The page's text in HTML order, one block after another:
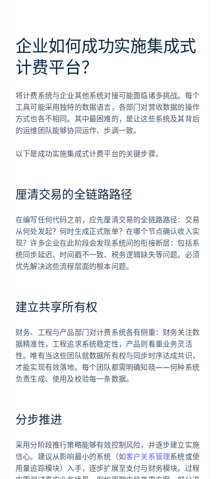
企业如何成功实施集成式
计费平台？
将计费系统与企业其他系统对接可能面临诸多挑战。每个
工具可能采用独特的数据语言，各部门对营收数据的操作
方式也各不相同。其中最困难的，是让这些系统及其背后
的运维团队能够协同运作、步调一致。
以下是成功实施集成式计费平台的关键步骤。
厘清交易的全链路路径
在编写任何代码之前，应先厘清交易的全链路路径：交易
从何处发起？何时生成正式账单？在哪个节点确认收入实
现？许多企业在此阶段会发现系统间的衔接断层：包括系
统同步延迟、时间戳不一致、税务逻辑缺失等问题。必须
优先解决这些流程层面的根本问题。
建立共享所有权
财务、工程与产品部门对计费系统各有侧重：财务关注数
据精准性，工程追求系统稳定性，产品则看重业务灵活
性。唯有当这些团队就数据所有权与同步时序达成共识，
才能实现有效落地。每个团队都需明确知晓——何种系统
负责生成、使用及校验每一条数据。
分步推进
采用分阶段推行策略能够有效控制风险，并逐步建立实施
信心。建议从影响最小的系统（如客户关系管理系统或使
用量追踪模块）入手，逐步扩展至支付与财务模块。过程